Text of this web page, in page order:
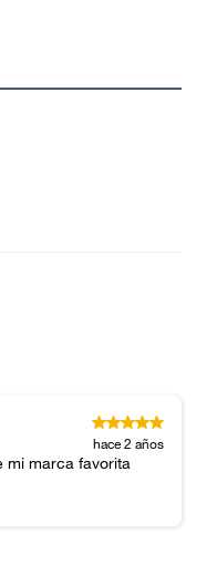
hace 2 años
mi marca favorita